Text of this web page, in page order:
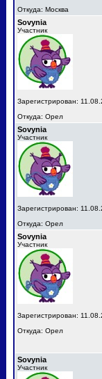
Откуда: Москва
Sovynia
Участник
Зарегистрирован:
Откуда: Орел
Sovynia
Участник
Зарегистрирован:
Откуда: Орел
Sovynia
Участник
Зарегистрирован:
Откуда: Орел
Sovynia
Участник